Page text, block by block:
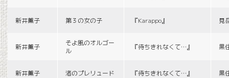
新井薫子 第３の女の子 『Karappo』 見
新井薫子
そよ風のオルゴー
ル
『待ちきれなくて…』 黒
新井薫子 渚のプレリュード 『待ちきれなくて…』 黒